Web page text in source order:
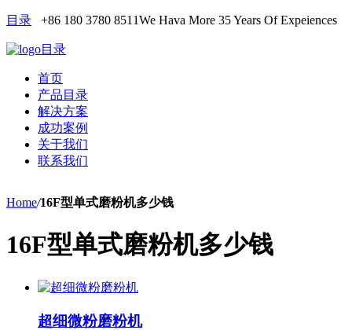
目录 +86 180 3780 8511We Hava More 35 Years Of Expeiences
目录
首页
产品目录
解决方案
成功案例
关于我们
联系我们
Home/16F型单式磨粉机多少钱
16F型单式磨粉机多少钱
超细微粉磨粉机